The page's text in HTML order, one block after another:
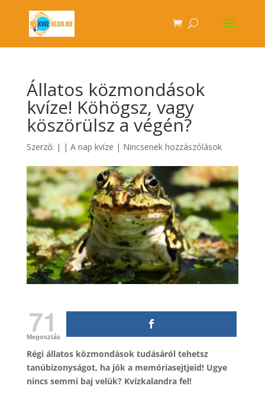
Állatos közmondások
kvíze! Köhögsz, vagy
köszörülsz a végén?
Szerző: | | A nap kvíze | Nincsenek hozzászólások
71
Megosztás
Régi állatos közmondások tudásáról tehetsz
tanúbizonyságot, ha jók a memóriasejtjeid! Ugye
nincs semmi baj velük? Kvízkalandra fel!